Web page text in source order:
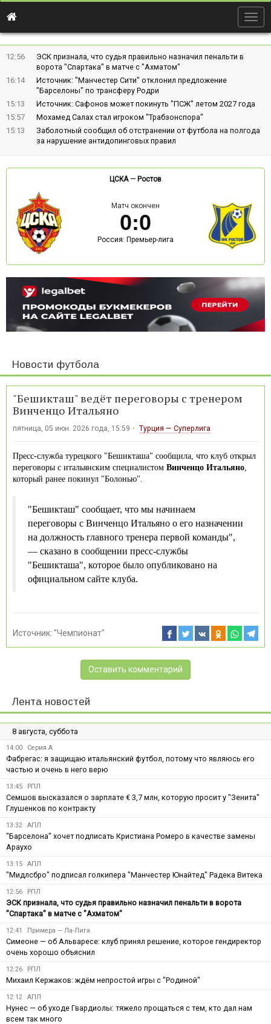
12:56
ЭСК признала, что судья правильно назначил пенальти в
ворота "Спартака" в матче с "Ахматом"
16:14
Источник: "Манчестер Сити" отклонил предложение
"Барселоны" по трансферу Родри
15:13
Источник: Сафонов может покинуть "ПСЖ" летом 2027 года
15:57
Мохамед Салах стал игроком "Трабзонспора"
15:13
Заболотный сообщил об отстранении от футбола на полгода
за нарушение антидопинговых правил
ЦСКА— Ростов
Матч окончен
0:0
Россия: Премьер-лига
Новости футбола
"Бешикташ" ведёт переговоры с тренером
Винченцо Итальяно
пятница, 05 июн. 2026 года, 15:59 Турция — Суперлига
Пресс-служба турецкого "Бешикташа" сообщила, что клуб открыл
переговоры с итальянским специалистом Винченцо Итальяно
который ранее покинул "Болонью".
"Бешикташ" сообщает, что мы начинаем
переговоры с Винченцо Итальяно о его назначении
на должность главного тренера первой команды",
— сказано в сообщении пресс-службы
"Бешикташа", которое было опубликовано на
официальном сайте клуба.
Источник: "Чемпионат"
Оставить комментарий
Лента новостей
8 августа, суббота
14:00 Серия А
Фабрегас: я защищаю итальянский футбол, потому что являюсь его
частью и очень в него верю
13:45 РПЛ
Семшов высказался о зарплате € 3,7 млн, которую просит у "Зенита"
Глушенков по контракту
13:32 АПЛ
"Барселона" хочет подписать Кристиана Ромеро в качестве замены
Араухо
13:15 АПЛ
"Мидлсбро" подписал голкипера "Манчестер Юнайтед" Радека Витека
12:56 РПЛ
ЭСК признала, что судья правильно назначил пенальти в ворота
"Спартака" в матче с "Ахматом"
12:41 Примера — Ла-Лига
Симеоне — об Альваресе: клуб принял решение, которое гендиректор
очень хорошо объяснил
12:26 РПЛ
Михаил Кержаков: ждём непростой игры с "Родиной"
12:12 АПЛ
Нунес — об уходе Гвардиолы: тяжело прощаться с тем, кто дал нам
всем так много